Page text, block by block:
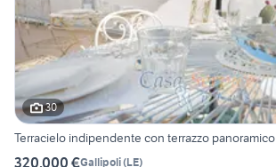
30
Terracielo indipendente con terrazzo panoramico
320.000 €Gallipoli(LE)